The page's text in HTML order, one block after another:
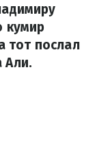
кумир
тот послал
Али.